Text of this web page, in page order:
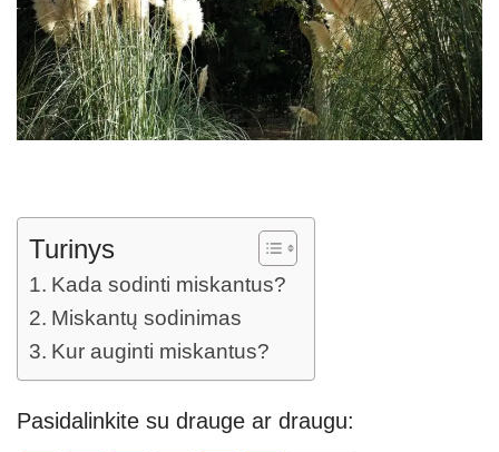
Turinys
Kada sodinti miskantus?
Miskantų sodinimas
Kur auginti miskantus?
Pasidalinkite su drauge ar draugu: